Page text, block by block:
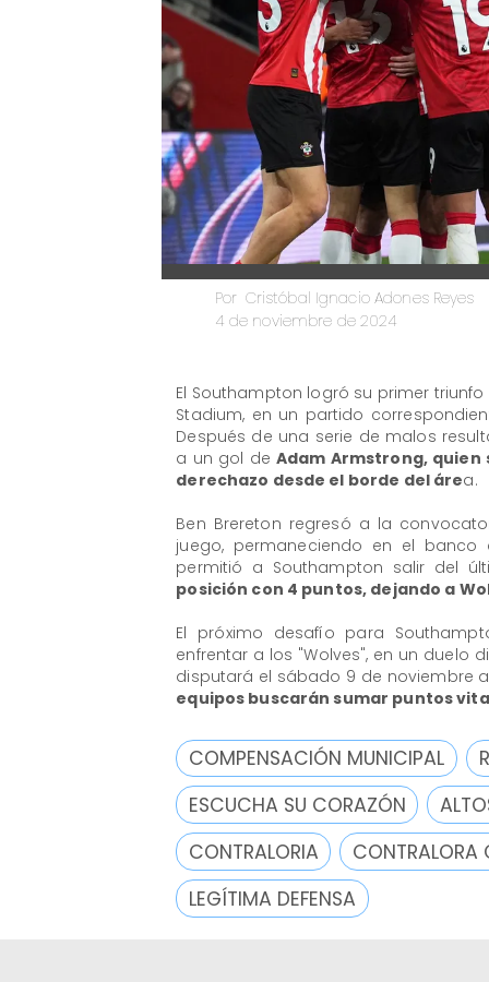
Cristóbal Ignacio Adones Reyes
Por
4 de noviembre de 2024
El Southampton logró su primer
Stadium, en un partido
Después de una serie de malos
a un gol de Adam Armstrong,
derechazo desde el borde del área.
Ben Brereton regresó a la
juego, permaneciendo en el
permitió a Southampton salir del
posición con 4 puntos, dejando a
El próximo desafío para
enfrentar a los "Wolves", en un duelo
disputará el sábado 9 de noviembre
equipos buscarán sumar puntos
COMPENSACIÓN MUNICIPAL
ESCUCHA SU CORAZÓN
CONTRALORIA
CONTRALORA
LEGÍTIMA DEFENSA